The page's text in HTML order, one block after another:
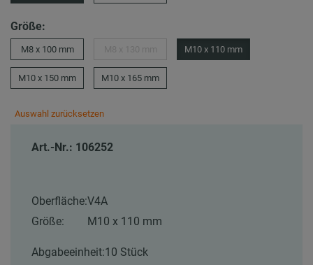
Größe:
M8 x 100 mm M10 x 110 mm
M10 x 150 mm M10 x 165 mm
Auswahl zurücksetzen
Art.-Nr.: 106252
Oberfläche:V4A
Größe:
M10 x 110 mm
Abgabeeinheit:10 Stück